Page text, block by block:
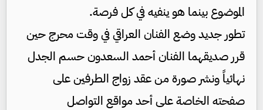
الموضوع بينما هو ينفيه في كل فرصة.
تطور جديد وضع الفنان العراقي في وقت محرج حين
قرر صديقهما الفنان أحمد السعدون حسم الجدل
نهائياً ونشر صورة من عقد زواج الطرفين على
صفحته الخاصة على أحد مواقع التواصل